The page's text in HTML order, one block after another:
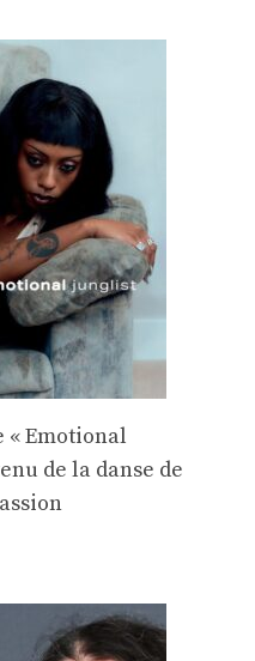
« Emotional
de la danse de